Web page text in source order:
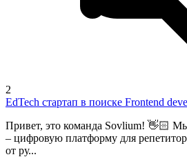
2
EdTech стартап в поиске Frontend
Привет, это команда Sovlium! 👋🏻
– цифровую платформу для
от ру...